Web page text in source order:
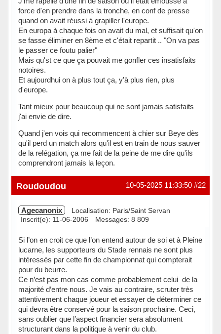
force d'en prendre dans la tronche, en conf de presse
quand on avait réussi à grapiller l'europe.
En europa à chaque fois on avait du mal, et suffisait qu'on
se fasse éliminer en 8ème et c'était repartit .. "On va pas
le passer ce foutu palier"
Mais qu'st ce que ça pouvait me gonfler ces insatisfaits
notoires.
Et aujourdhui on à plus tout ça, y'à plus rien, plus
d'europe.
Tant mieux pour beaucoup qui ne sont jamais satisfaits
j'ai envie de dire.
Quand j'en vois qui recommencent à chier sur Beye dès
qu'il perd un match alors qu'il est en train de nous sauver
de la relégation, ça me fait de la peine de me dire qu'ils
comprendront jamais la leçon.
Hors ligne #22
10-05-2025 11:33:50
Roudoudou
Agecanonix
Localisation: Paris/Saint Servan
Inscrit(e): 11-06-2006
Messages: 8 809
Si l’on en croit ce que l’on entend autour de soi et à Pleine
lucarne, les supporteurs du Stade rennais ne sont plus
intéressés par cette fin de championnat qui compterait
pour du beurre.
Ce n’est pas mon cas comme probablement celui de la
majorité d’entre nous. Je vais au contraire, scruter très
attentivement chaque joueur et essayer de déterminer ce
qui devra être conservé pour la saison prochaine. Ceci,
sans oublier que l’aspect financier sera absolument
structurant dans la politique à venir du club.